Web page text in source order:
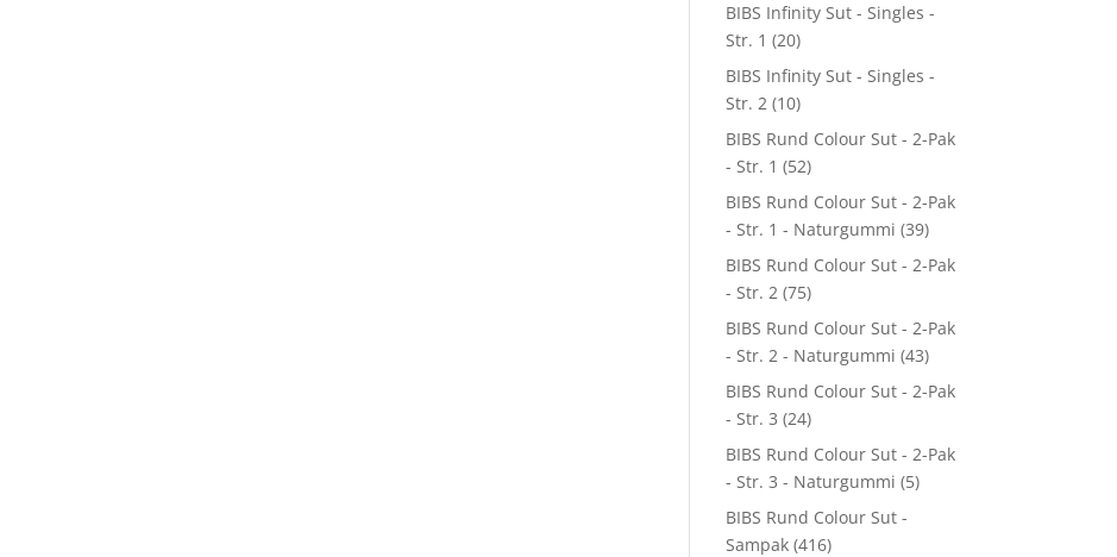
BIBS Infinity Sut - Singles -
Str. 1 (20)
BIBS Infinity Sut - Singles -
Str. 2 (10)
BIBS Rund Colour Sut - 2-Pak
- Str. 1 (52)
BIBS Rund Colour Sut - 2-Pak
- Str. 1 - Naturgummi (39)
BIBS Rund Colour Sut - 2-Pak
- Str. 2 (75)
BIBS Rund Colour Sut - 2-Pak
- Str. 2 - Naturgummi (43)
BIBS Rund Colour Sut - 2-Pak
- Str. 3 (24)
BIBS Rund Colour Sut - 2-Pak
- Str. 3 - Naturgummi (5)
BIBS Rund Colour Sut -
Sampak (416)